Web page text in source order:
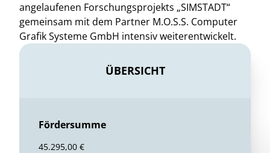
angelaufenen Forschungsprojekts „SIMSTADT“
gemeinsam mit dem Partner M.O.S.S. Computer
Grafik Systeme GmbH intensiv weiterentwickelt.
ÜBERSICHT
Fördersumme
45.295,00 €